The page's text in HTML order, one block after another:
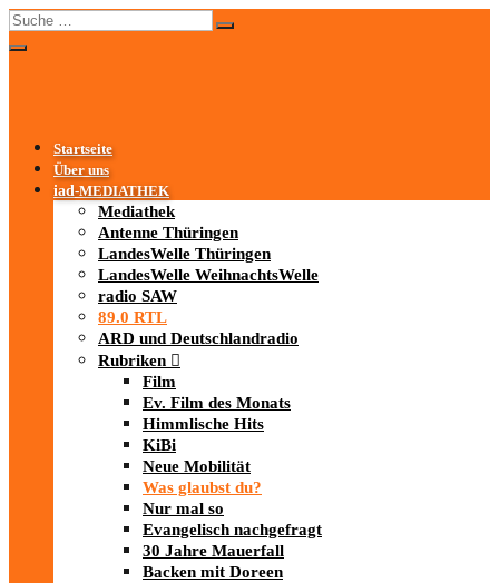
Startseite
Über uns
iad-MEDIATHEK
Mediathek
Antenne Thüringen
LandesWelle Thüringen
LandesWelle WeihnachtsWelle
radio SAW
89.0 RTL
ARD und Deutschlandradio
Rubriken
Film
Ev. Film des Monats
Himmlische Hits
KiBi
Neue Mobilität
Was glaubst du?
Nur mal so
Evangelisch nachgefragt
30 Jahre Mauerfall
Backen mit Doreen